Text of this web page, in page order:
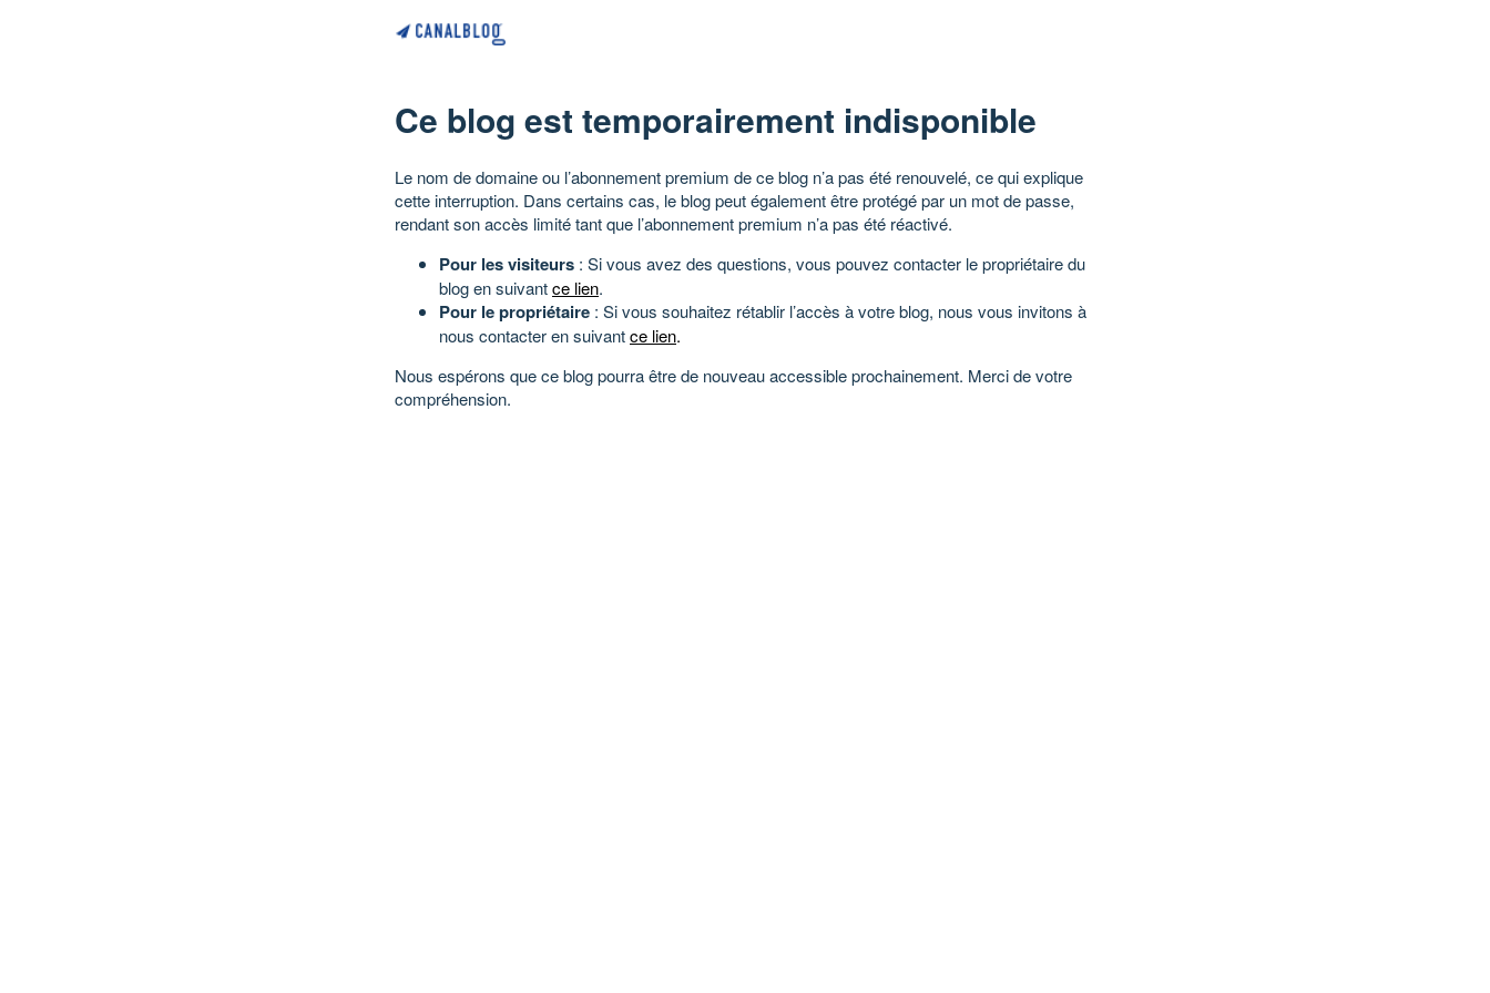
Ce blog est temporairement indisponible
Le nom de domaine ou l’abonnement premium de ce blog n’a pas été renouvelé, ce qui explique
cette interruption. Dans certains cas, le blog peut également être protégé par un mot de passe,
rendant son accès limité tant que l’abonnement premium n’a pas été réactivé.
Pour les visiteurs : Si vous avez des questions, vous pouvez contacter le propriétaire du
blog en suivantce lien.
Pour le propriétaire : Si vous souhaitez rétablir l’accès à votre blog, nous vous invitons à
nous contacter en suivantce lien.
Nous espérons que ce blog pourra être de nouveau accessible prochainement. Merci de votre
compréhension.